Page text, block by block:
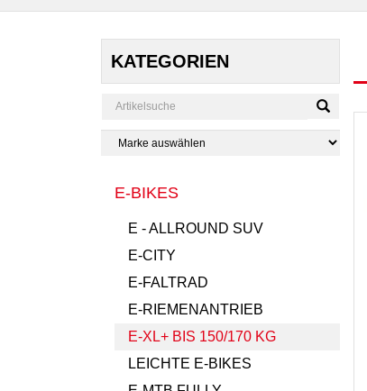
KATEGORIEN
E-BIKES
E - ALLROUND SUV
E-CITY
E-FALTRAD
E-RIEMENANTRIEB
E-XL+ BIS 150/170 KG
LEICHTE E-BIKES